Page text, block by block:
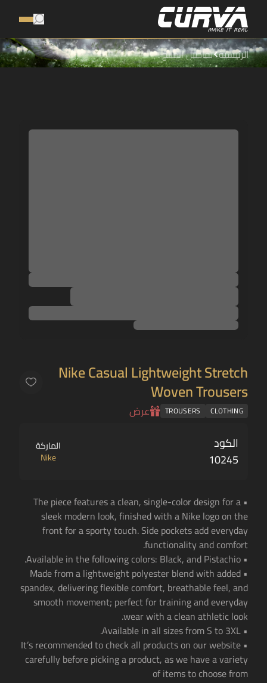
الرئيسية تفاصيل المنتج
Nike Casual Lightweight Stretch
Woven Trousers
CLOTHING
TROUSERS عرض
الكود
10245
الماركة
Nike
• The piece features a clean, single-color design for a
sleek modern look, finished with a Nike logo on the
front for a sporty touch. Side pockets add everyday
functionality and comfort.
• Available in the following colors: Black, and Pistachio.
• Made from a lightweight polyester blend with added
spandex, delivering flexible comfort, breathable feel, and
smooth movement; perfect for training and everyday
wear with a clean athletic look.
• Available in all sizes from S to 3XL.
• It’s recommended to check all products on our website
carefully before picking a product, as we have a variety
of items to choose from